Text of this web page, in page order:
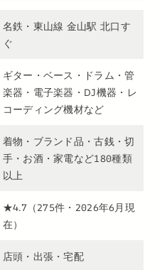
名鉄・東山線 金山駅 北口す
ぐ
ギター・ベース・ドラム・管
楽器・電子楽器・DJ機器・レ
コーディング機材など
着物・ブランド品・古銭・切
手・お酒・家電など180種類
以上
★4.7（275件・2026年6月現
在）
店頭・出張・宅配